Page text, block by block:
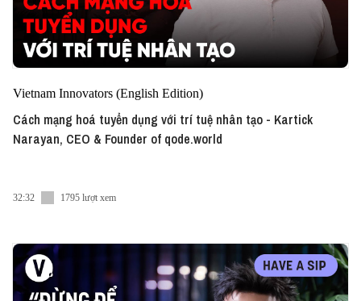
Vietnam Innovators (English Edition)
Cách mạng hoá tuyển dụng với trí tuệ nhân tạo - Kartick
Narayan, CEO & Founder of qode.world
32:32 1795 lượt xem